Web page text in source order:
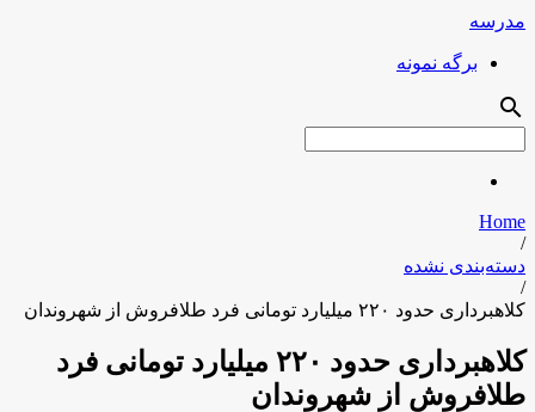
مدرسه
برگه نمونه
search
Home
/
دسته‌بندی نشده
/
کلاهبرداری حدود ۲۲۰ میلیارد تومانی فرد طلافروش از شهروندان
کلاهبرداری حدود ۲۲۰ میلیارد تومانی فرد
طلافروش از شهروندان